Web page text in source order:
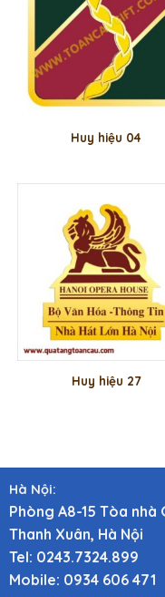
Huy hiệu 04
Huy hiệu 27
Hà Nội:
Phòng A8-15 Tòa nhà
Thanh Xuân, Hà Nội
Tel: 0243.7324.899
Mobile: 0934 606 471